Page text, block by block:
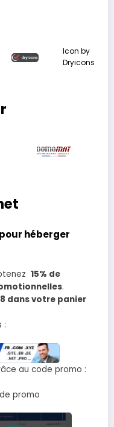
Icon by
Dryicons
héberger
15% de
.
dans votre panier
:
au code promo :
promo